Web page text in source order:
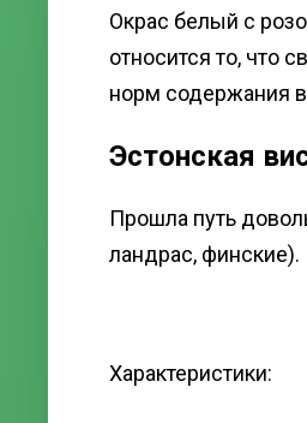
Окрас белый с
относится то, что
норм содержания
Эстонская
Прошла путь
ландрас, финские).
Характеристики: